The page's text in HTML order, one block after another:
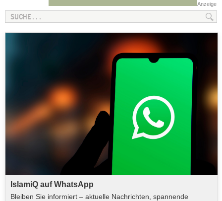
Anzeige
IslamiQ auf WhatsApp
Bleiben Sie informiert – aktuelle Nachrichten, spannende